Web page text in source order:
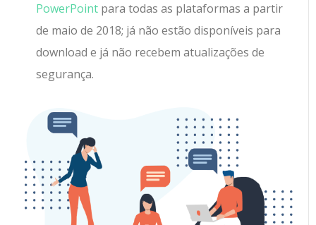
PowerPoint para todas as plataformas a partir
de maio de 2018; já não estão disponíveis para
download e já não recebem atualizações de
segurança.